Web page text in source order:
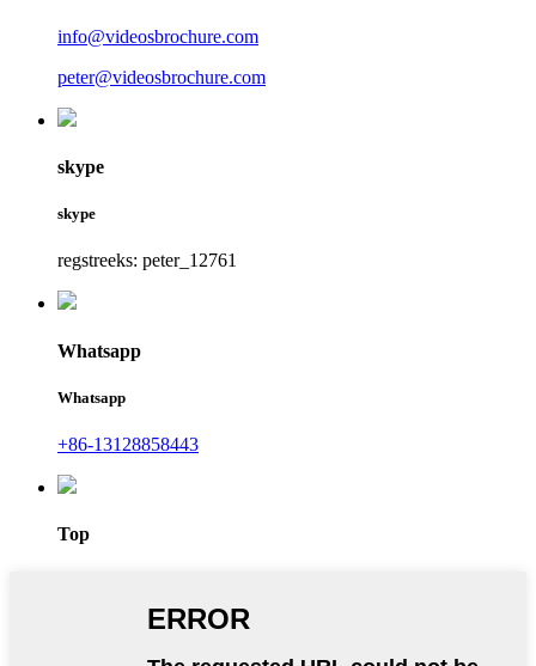
info@videosbrochure.com
peter@videosbrochure.com
skype
skype
regstreeks: peter_12761
Whatsapp
Whatsapp
+86-13128858443
Top